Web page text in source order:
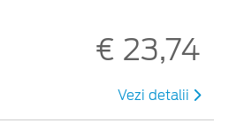
€ 23,74
Vezi detalii